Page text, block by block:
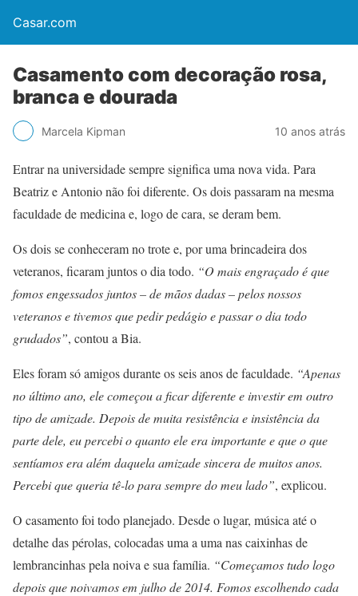
Casar.com
Casamento com decoração rosa,
branca e dourada
Marcela Kipman 10 anos atrás
Entrar na universidade sempre significa uma nova vida. Para
Beatriz e Antonio não foi diferente. Os dois passaram na mesma
faculdade de medicina e, logo de cara, se deram bem.
Os dois se conheceram no trote e, por uma brincadeira dos
veteranos, ficaram juntos o dia todo. “O mais engraçado é que
fomos engessados juntos – de mãos dadas – pelos nossos
veteranos e tivemos que pedir pedágio e passar o dia todo
grudados”, contou a Bia.
Eles foram só amigos durante os seis anos de faculdade. “Apenas
no último ano, ele começou a ficar diferente e investir em outro
tipo de amizade. Depois de muita resistência e insistência da
parte dele, eu percebi o quanto ele era importante e que o que
sentíamos era além daquela amizade sincera de muitos anos.
Percebi que queria tê-lo para sempre do meu lado”, explicou.
O casamento foi todo planejado. Desde o lugar, música até o
detalhe das pérolas, colocadas uma a uma nas caixinhas de
lembrancinhas pela noiva e sua família. “Começamos tudo logo
depois que noivamos em julho de 2014. Fomos escolhendo cada